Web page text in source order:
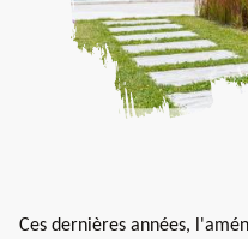
Ces dernières années,